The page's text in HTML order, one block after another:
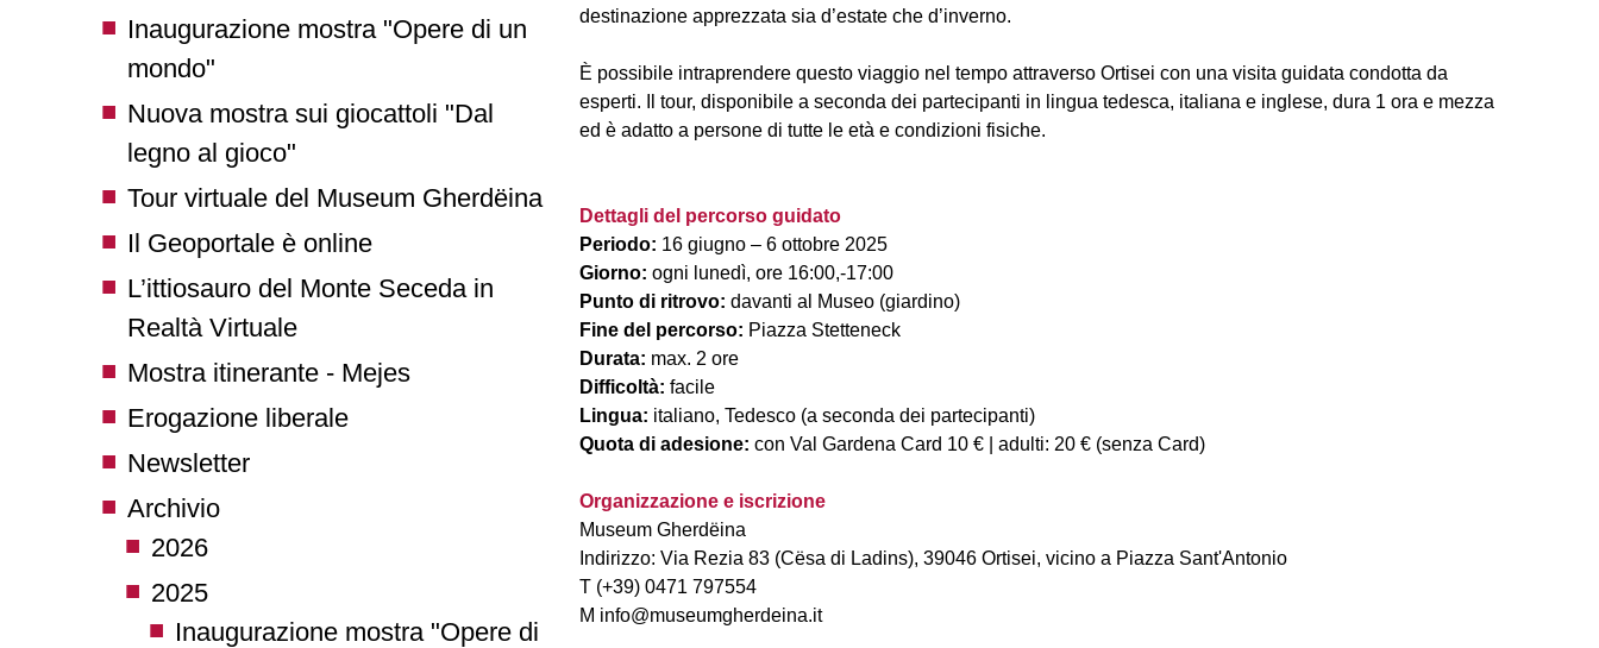
Inaugurazione mostra "Opere di un
mondo"
Nuova mostra sui giocattoli "Dal
legno al gioco"
Tour virtuale del Museum Gherdëina
Il Geoportale è online
L’ittiosauro del Monte Seceda in
Realtà Virtuale
Mostra itinerante - Mejes
Erogazione liberale
Newsletter
Archivio
2026
2025
Inaugurazione mostra "Opere di
destinazione apprezzata sia d’estate che d’inverno.
È possibile intraprendere questo viaggio nel tempo attraverso Ortisei con una visita guidata condotta da
esperti. Il tour, disponibile a seconda dei partecipanti in lingua tedesca, italiana e inglese, dura 1 ora e mezza
ed è adatto a persone di tutte le età e condizioni fisiche.
Dettagli del percorso guidato
Periodo: 16 giugno – 6 ottobre 2025
Giorno: ogni lunedì, ore 16:00,-17:00
Punto di ritrovo: davanti al Museo (giardino)
Fine del percorso: Piazza Stetteneck
Durata: max. 2 ore
Difficoltà: facile
Lingua: italiano, Tedesco (a seconda dei partecipanti)
Quota di adesione: con Val Gardena Card 10 € | adulti: 20 € (senza Card)
Organizzazione e iscrizione
Museum Gherdëina
Indirizzo: Via Rezia 83 (Cësa di Ladins), 39046 Ortisei, vicino a Piazza Sant'Antonio
T (+39) 0471 797554
M info@museumgherdeina.it